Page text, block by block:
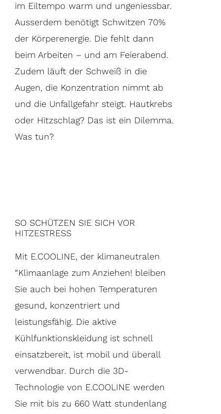
im Eiltempo warm und ungeniessbar.
Ausserdem benötigt Schwitzen 70%
der Körperenergie. Die fehlt dann
beim Arbeiten – und am Feierabend.
Zudem läuft der Schweiß in die
Augen, die Konzentration nimmt ab
und die Unfallgefahr steigt. Hautkrebs
oder Hitzschlag? Das ist ein Dilemma.
Was tun?
SO SCHÜTZEN SIE SICH VOR
HITZESTRESS
Mit E.COOLINE, der klimaneutralen
“Klimaanlage zum Anziehen! bleiben
Sie auch bei hohen Temperaturen
gesund, konzentriert und
leistungsfähig. Die aktive
Kühlfunktionskleidung ist schnell
einsatzbereit, ist mobil und überall
verwendbar. Durch die 3D-
Technologie von E.COOLINE werden
Sie mit bis zu 660 Watt stundenlang